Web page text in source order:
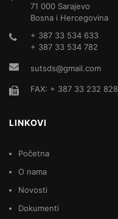
71 000 Sarajevo
Bosna i Hercegovina
+ 387 33 534 633
+ 387 33 534 782
sutsds@gmail.com
FAX: + 387 33 232 828
LINKOVI
Početna
O nama
Novosti
Dokumenti